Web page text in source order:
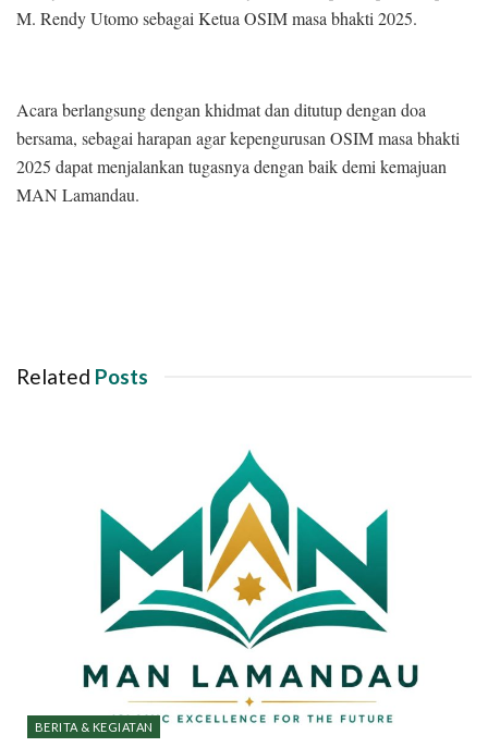
M. Rendy Utomo sebagai Ketua OSIM masa bhakti 2025.
Acara berlangsung dengan khidmat dan ditutup dengan doa
bersama, sebagai harapan agar kepengurusan OSIM masa bhakti
2025 dapat menjalankan tugasnya dengan baik demi kemajuan
MAN Lamandau.
Related Posts
BERITA & KEGIATAN